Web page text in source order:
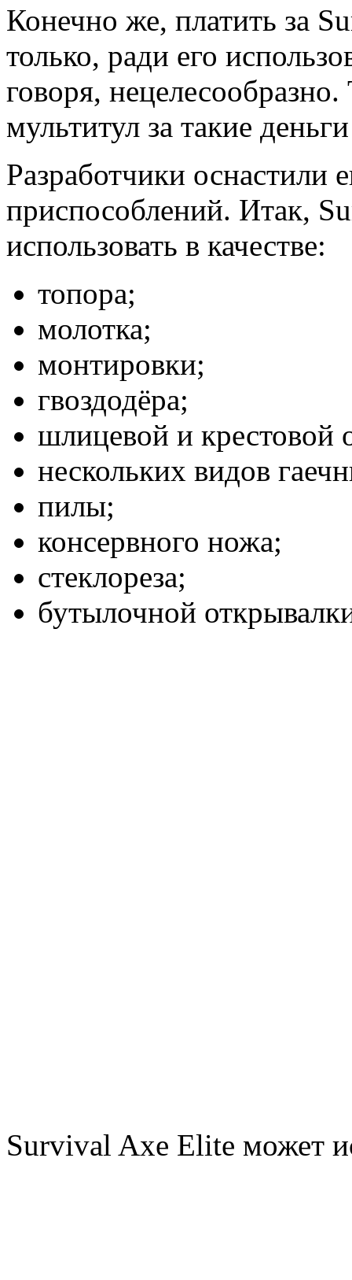
Конечно же, платить за
только, ради его
говоря,
мультитул за такие
Разработчики оснастили
приспособлений. Итак,
использовать в качестве:
топора;
молотка;
монтировки;
гвоздодёра;
шлицевой и крестовой
нескольких видов
пилы;
консервного ножа;
стеклореза;
бутылочной
Survival Axe Elite может